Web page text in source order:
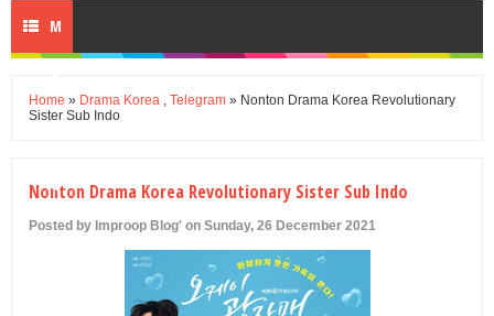
M
U
Home » Drama Korea , Telegram » Nonton Drama Korea Revolutionary
Sister Sub Indo
Nonton Drama Korea Revolutionary Sister Sub Indo
Posted by Improop Blog' on Sunday, 26 December 2021